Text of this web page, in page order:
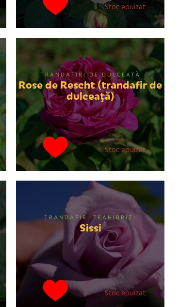
Stoc epuizat
TRANDAFIRI DE DULCEAŢĂ
Rose de Rescht (trandafir de
dulceaţă)
Stoc epuizat
TRANDAFIRI TEAHIBRIZI
Sissi
Stoc epuizat